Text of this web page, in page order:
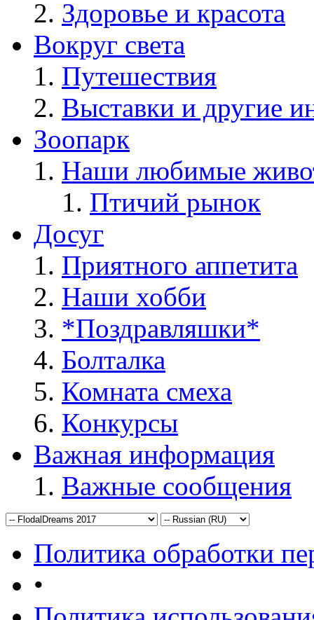
Здоровье и красота
Вокруг света
Путешествия
Выставки и другие
Зоопарк
Наши любимые
Птичий рынок
Досуг
Приятного аппетита
Наши хобби
*Поздравляшки*
Болталка
Комната смеха
Конкурсы
Важная информация
Важные сообщения
Политика обработки
•